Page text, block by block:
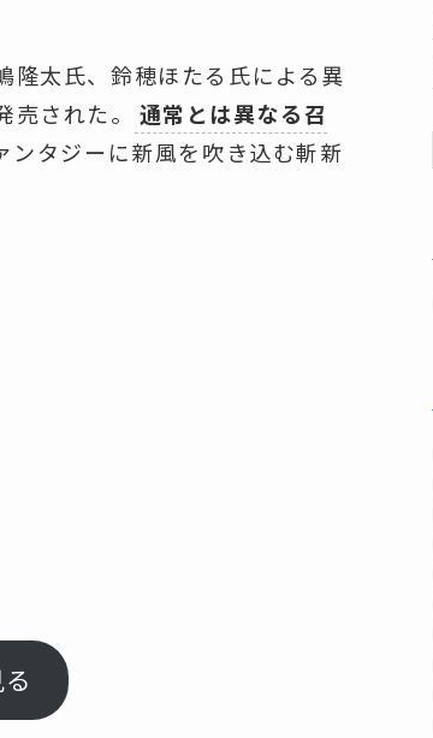
隆太氏、鈴穂ほたる氏による異
された。
通常とは異なる召
タジーに新風を吹き込む斬新